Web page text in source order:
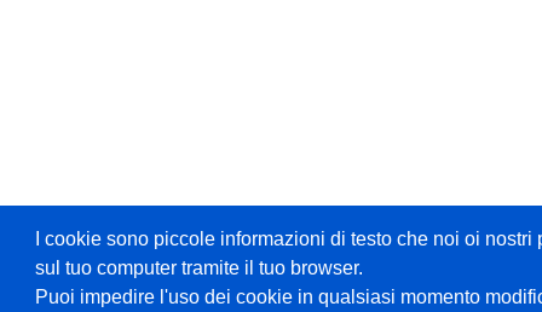
I cookie sono piccole informazioni di testo che noi oi
sul tuo computer tramite il tuo browser.
Puoi impedire l'uso dei cookie in qualsiasi momento